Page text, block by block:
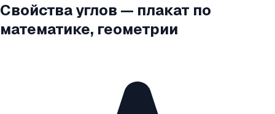
Свойства углов — плакат по
математике, геометрии